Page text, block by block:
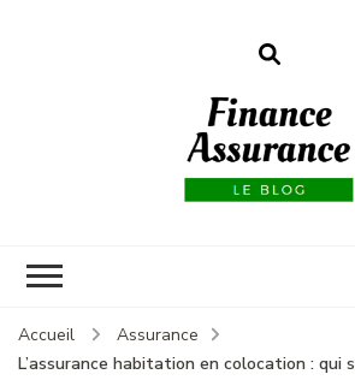
Accueil
Assurance
L’assurance habitation en colocation : qui